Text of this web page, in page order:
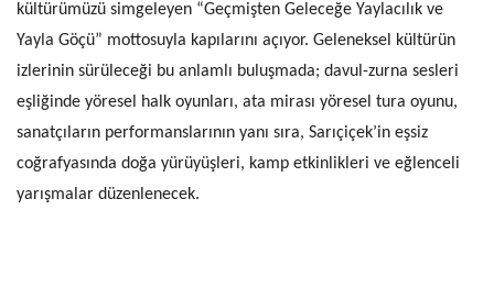
kültürümüzü simgeleyen “Geçmişten Geleceğe Yaylacılık ve
Yayla Göçü” mottosuyla kapılarını açıyor. Geleneksel kültürün
izlerinin sürüleceği bu anlamlı buluşmada; davul-zurna sesleri
eşliğinde yöresel halk oyunları, ata mirası yöresel tura oyunu,
sanatçıların performanslarının yanı sıra, Sarıçiçek’in eşsiz
coğrafyasında doğa yürüyüşleri, kamp etkinlikleri ve eğlenceli
yarışmalar düzenlenecek.